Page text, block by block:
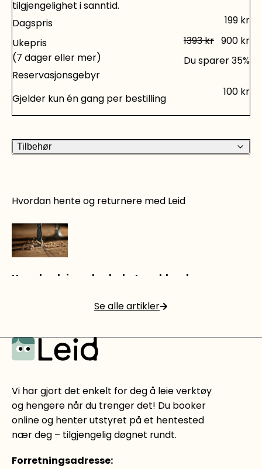
hus og hjem på flere måter, har vi utleie av
maskiner og verktøyutleie med alt det du trenger.
Bare sjekk vårt produktutvalg.
tilgjengelighet i sanntid.
Dagspris
199 kr
Ukepris
(7 dager eller mer)
1393kr 900 kr
Du sparer35%
Reservasjonsgebyr
Gjelder kun én gang per bestilling
100 kr
Tilbehør
Hvordan hente og returnere med Leid
Hvordan leie og bruke betongblander
Se alle artikler
Vi har gjort det enkelt for deg å leie verktøy
og hengere når du trenger det! Du booker
online og henter utstyret på et hentested
nær deg – tilgjengelig døgnet rundt.
Forretningsadresse: